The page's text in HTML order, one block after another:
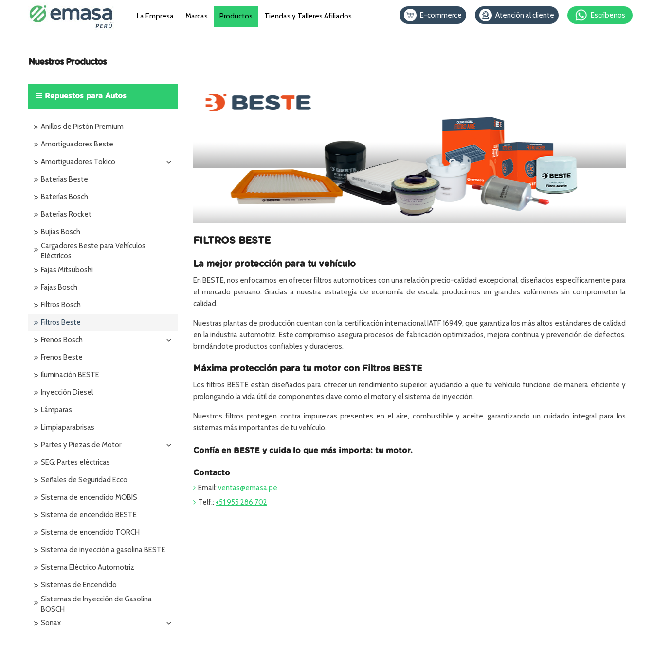
La Empresa Marcas Productos Tiendas y Talleres Afiliados E-commerce Atención al cliente Escríbenos
Nuestros Productos
Repuestos para Autos
Anillos de Pistón Premium
Amortiguadores Beste
Amortiguadores Tokico
Baterías Beste
Baterías Bosch
Baterías Rocket
Bujías Bosch
Cargadores Beste para Vehículos
Eléctricos
Fajas Mitsuboshi
Fajas Bosch
Filtros Bosch
Filtros Beste
Frenos Bosch
Frenos Beste
Iluminación BESTE
Inyección Diesel
Lámparas
Limpiaparabrisas
Partes y Piezas de Motor
SEG: Partes eléctricas
Señales de Seguridad Ecco
Sistema de encendido MOBIS
Sistema de encendido BESTE
Sistema de encendido TORCH
Sistema de inyección a gasolina BESTE
Sistema Eléctrico Automotriz
Sistemas de Encendido
Sistemas de Inyección de Gasolina
BOSCH
Sonax
FILTROS BESTE
La mejor protección para tu vehículo
En BESTE, nos enfocamos en ofrecer filtros automotrices con una relación precio-calidad excepcional, diseñados específicamente para
el mercado peruano. Gracias a nuestra estrategia de economía de escala, producimos en grandes volúmenes sin comprometer la
calidad.
Nuestras plantas de producción cuentan con la certificación internacional IATF 16949, que garantiza los más altos estándares de calidad
en la industria automotriz. Este compromiso asegura procesos de fabricación optimizados, mejora continua y prevención de defectos,
brindándote productos confiables y duraderos.
Máxima protección para tu motor con Filtros BESTE
Los filtros BESTE están diseñados para ofrecer un rendimiento superior, ayudando a que tu vehículo funcione de manera eficiente y
prolongando la vida útil de componentes clave como el motor y el sistema de inyección.
Nuestros filtros protegen contra impurezas presentes en el aire, combustible y aceite, garantizando un cuidado integral para los
sistemas más importantes de tu vehículo.
Confía en BESTE y cuida lo que más importa: tu motor.
Contacto
Email: ventas@emasa.pe
Telf.: +51 955 286 702